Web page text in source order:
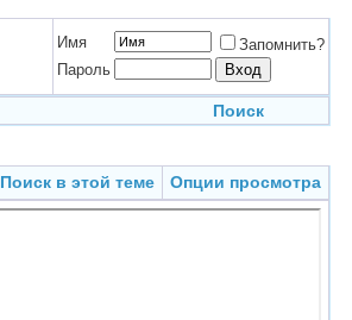
Имя
Запомнить?
Пароль
Поиск
Поиск в этой теме Опции просмотра